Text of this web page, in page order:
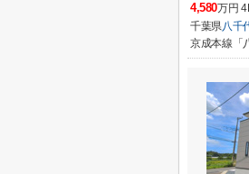
4,580万円
千葉県八千
京成本線「